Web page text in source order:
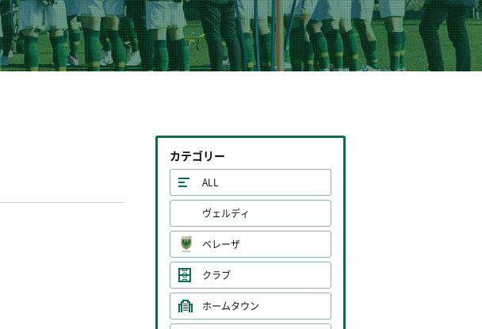
カテゴリー
ALL
ヴェルディ
ベレーザ
クラブ
ホームタウン